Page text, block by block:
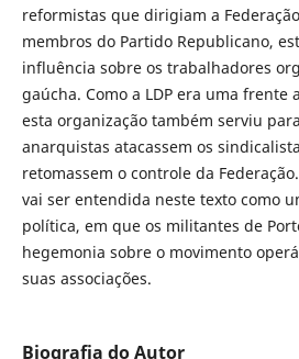
reformistas que dirigiam a
membros do Partido Republicano,
influência sobre os trabalhadores
gaúcha. Como a LDP era uma
esta organização também serviu
anarquistas atacassem os
retomassem o controle da
vai ser entendida neste texto como
política, em que os militantes de
hegemonia sobre o movimento
suas associações.
Biografia do Autor